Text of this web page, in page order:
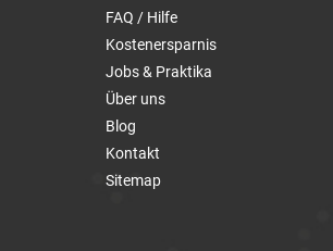
FAQ / Hilfe
Kostenersparnis
Jobs & Praktika
Über uns
Blog
Kontakt
Sitemap